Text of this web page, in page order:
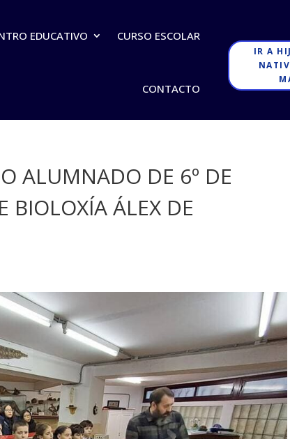
EDUCATIVO CURSO ESCOLAR
CONTACTO
IR A
ALUMNADO DE 6º DE
BIOLOXÍA ÁLEX DE